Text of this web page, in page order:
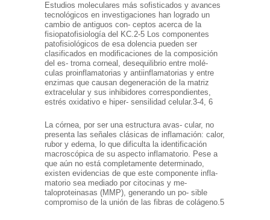
Estudios moleculares más sofisticados y avances
tecnológicos en investigaciones han logrado un
cambio de antiguos con- ceptos acerca de la
fisiopatofisiología del KC.2-5 Los componentes
patofisiológicos de esa dolencia pueden ser
clasificados en modificaciones de la composición
del es- troma corneal, desequilibrio entre molé-
culas proinflamatorias y antiinflamatorias y entre
enzimas que causan degeneración de la matriz
extracelular y sus inhibidores correspondientes,
estrés oxidativo e hiper- sensilidad celular.3-4, 6
La córnea, por ser una estructura avas- cular, no
presenta las señales clásicas de inflamación: calor,
rubor y edema, lo que dificulta la identificación
macroscópica de su aspecto inflamatorio. Pese a
que aún no está completamente determinado,
existen evidencias de que este componente infla-
matorio sea mediado por citocinas y me-
taloproteinasas (MMP), generando un po- sible
compromiso de la unión de las fibras de colágeno.5